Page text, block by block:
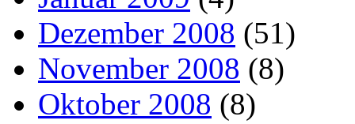
Dezember 2008 (51)
November 2008 (8)
Oktober 2008 (8)